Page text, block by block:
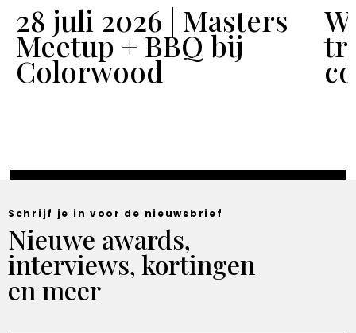
28 juli 2026 | Masters
Meetup + BBQ bij
Colorwood
Schrijf je in voor de nieuwsbrief
Nieuwe awards,
interviews, kortingen
en meer